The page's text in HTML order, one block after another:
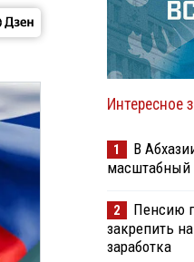
Интересное
1
В
2
Пенсию
закрепить
заработка